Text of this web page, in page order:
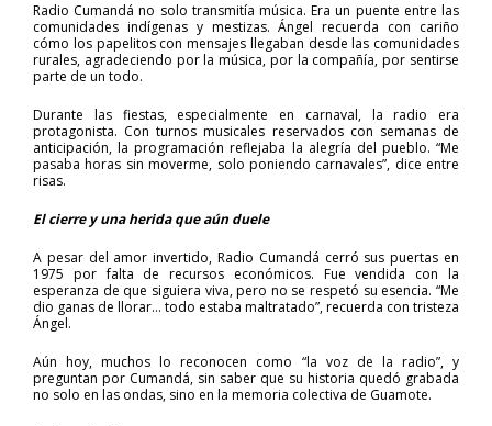
Radio Cumandá no solo transmitía música. Era un puente entre las
comunidades indígenas y mestizas. Ángel recuerda con cariño
cómo los papelitos con mensajes llegaban desde las comunidades
rurales, agradeciendo por la música, por la compañía, por sentirse
parte de un todo.
Durante las fiestas, especialmente en carnaval, la radio era
protagonista. Con turnos musicales reservados con semanas de
anticipación, la programación reflejaba la alegría del pueblo. “Me
pasaba horas sin moverme, solo poniendo carnavales”, dice entre
risas.
El cierre y una herida que aún duele
A pesar del amor invertido, Radio Cumandá cerró sus puertas en
1975 por falta de recursos económicos. Fue vendida con la
esperanza de que siguiera viva, pero no se respetó su esencia. “Me
dio ganas de llorar… todo estaba maltratado”, recuerda con tristeza
Ángel.
Aún hoy, muchos lo reconocen como “la voz de la radio”, y
preguntan por Cumandá, sin saber que su historia quedó grabada
no solo en las ondas, sino en la memoria colectiva de Guamote.